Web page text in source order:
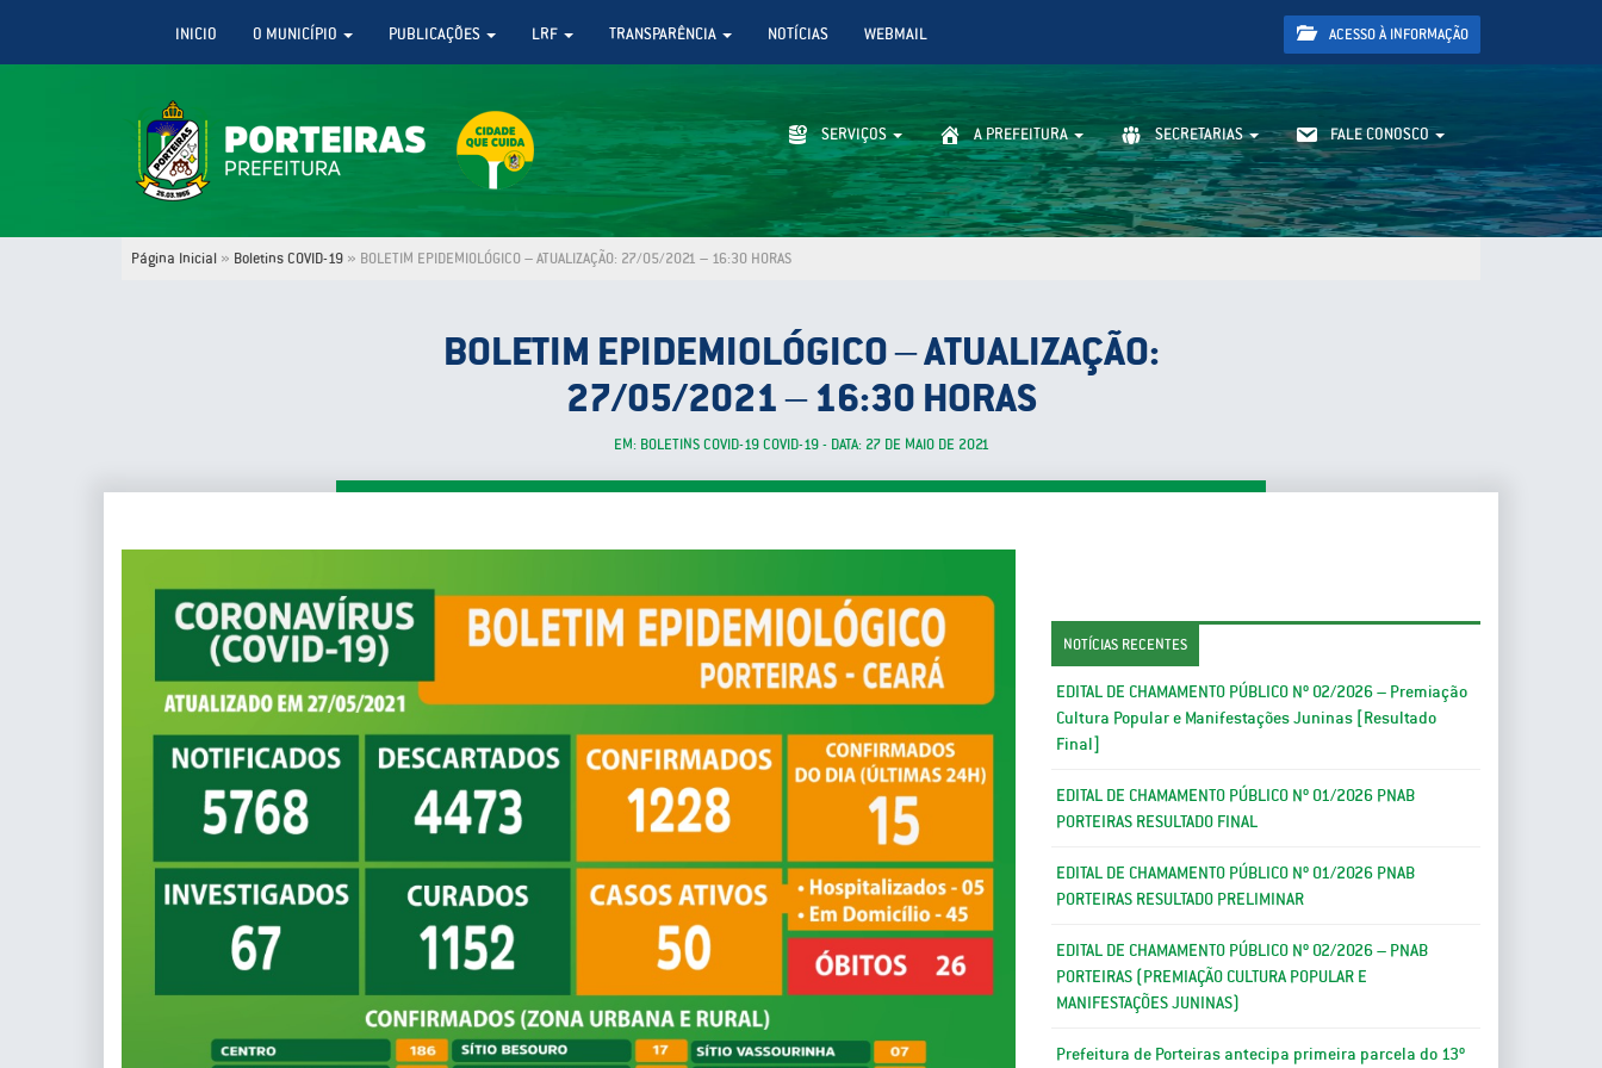
INICIO O MUNICÍPIO PUBLICAÇÕES LRF TRANSPARÊNCIA NOTÍCIAS WEBMAIL ACESSO À INFORMAÇÃO
SERVIÇOS A PREFEITURA SECRETARIAS FALE CONOSCO
Página Inicial » Boletins COVID-19 » BOLETIM EPIDEMIOLÓGICO – ATUALIZAÇÃO: 27/05/2021 – 16:30 HORAS
BOLETIM EPIDEMIOLÓGICO – ATUALIZAÇÃO:
27/05/2021 – 16:30 HORAS
EM: BOLETINS COVID-19 COVID-19 - DATA: 27 DE MAIO DE 2021
NOTÍCIAS RECENTES
EDITAL DE CHAMAMENTO PÚBLICO Nº 02/2026 – Premiação
Cultura Popular e Manifestações Juninas [Resultado
Final]
EDITAL DE CHAMAMENTO PÚBLICO Nº 01/2026 PNAB
PORTEIRAS RESULTADO FINAL
EDITAL DE CHAMAMENTO PÚBLICO Nº 01/2026 PNAB
PORTEIRAS RESULTADO PRELIMINAR
EDITAL DE CHAMAMENTO PÚBLICO Nº 02/2026 – PNAB
PORTEIRAS (PREMIAÇÃO CULTURA POPULAR E
MANIFESTAÇÕES JUNINAS)
Prefeitura de Porteiras antecipa primeira parcela do 13º